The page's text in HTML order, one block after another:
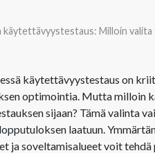
käytettävyystestaus: Milloin
käytettävyystestaus on
optimointia. Mutta milloin
sijaan? Tämä valinta
laatuun.
ja soveltamisalueet voit